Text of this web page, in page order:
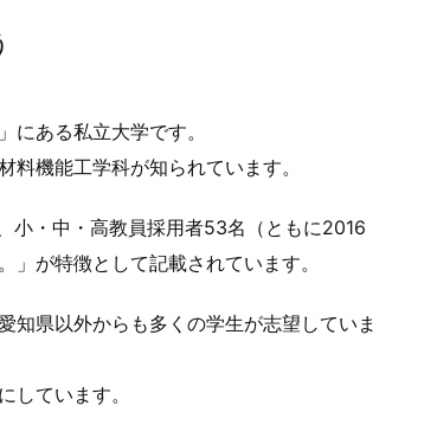
ある私立大学です。
機能工学科が知られています。
小・中・高教員採用者53名（ともに2016
が特徴として記載されています。
知県以外からも多くの学生が志望していま
しています。